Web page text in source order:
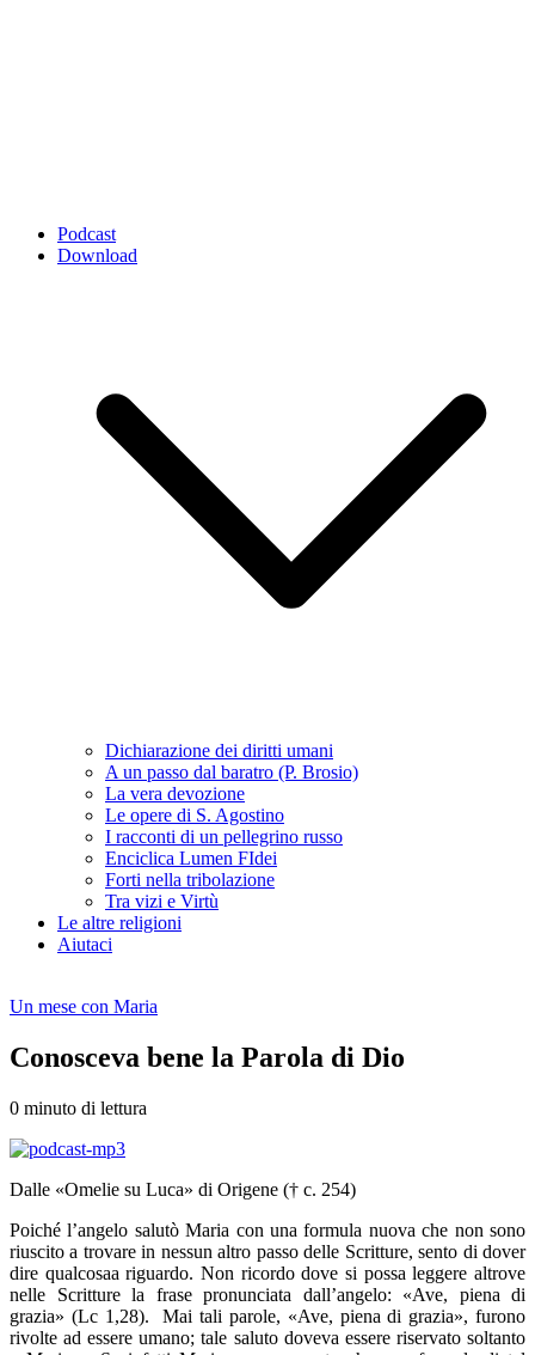
Podcast
Download
Dichiarazione dei diritti umani
A un passo dal baratro (P. Brosio)
La vera devozione
Le opere di S. Agostino
I racconti di un pellegrino russo
Enciclica Lumen FIdei
Forti nella tribolazione
Tra vizi e Virtù
Le altre religioni
Aiutaci
Un mese con Maria
Conosceva bene la Parola di Dio
0 minuto di lettura
Dalle «Omelie su Luca» di Origene († c. 254)
Poiché l’angelo salutò Maria con una formula nuova che non sono
riuscito a trovare in nessun altro passo delle Scritture, sento di dover
dire qualcosaa riguardo. Non ricordo dove si possa leggere altrove
nelle Scritture la frase pronunciata dall’angelo: «Ave, piena di
grazia» (Lc 1,28). Mai tali parole, «Ave, piena di grazia», furono
rivolte ad essere umano; tale saluto doveva essere riservato soltanto